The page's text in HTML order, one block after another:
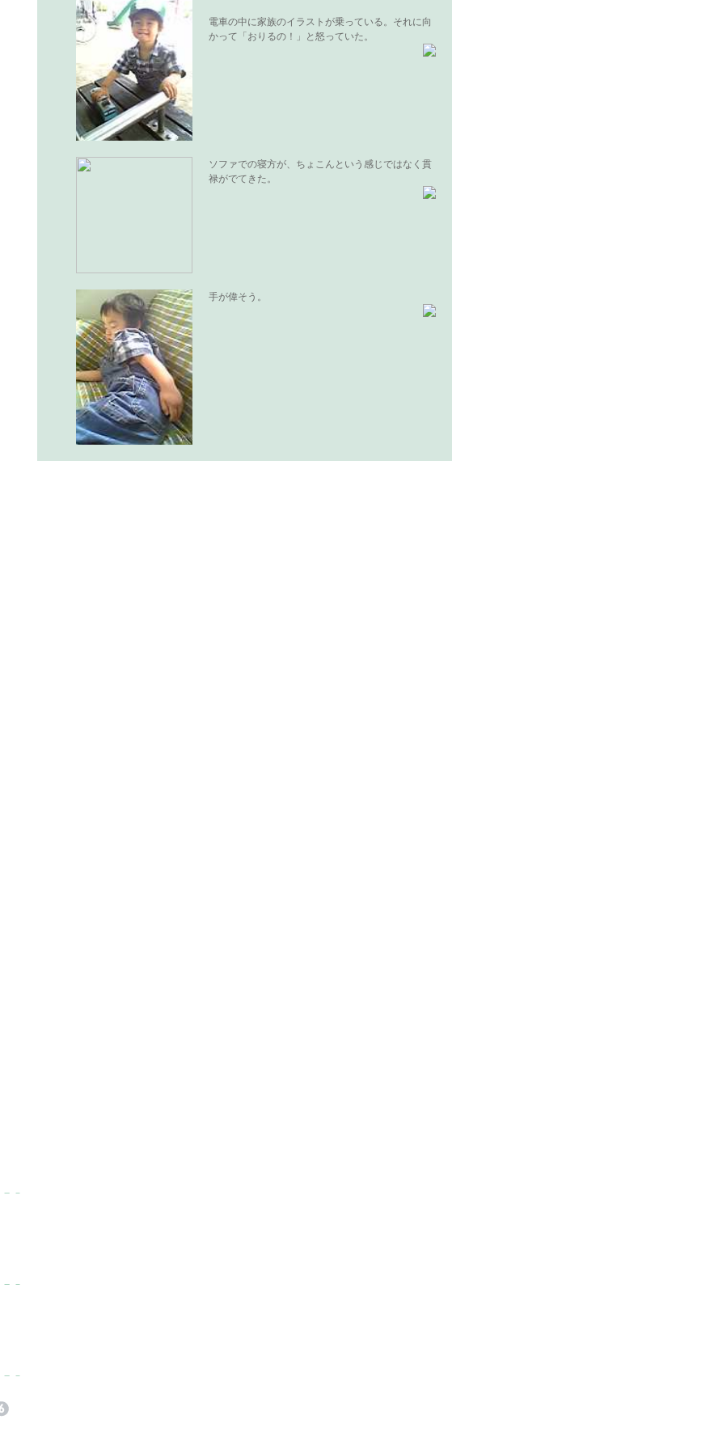
電車の中に家族のイラストが乗っている。それに向
かって「おりるの！」と怒っていた。
ソファでの寝方が、ちょこんという感じではなく貫
禄がでてきた。
手が偉そう。